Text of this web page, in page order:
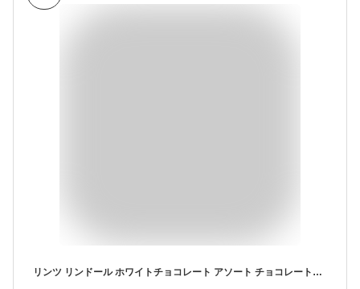
リンツ リンドール ホワイトチョコレート アソート チョコレートキャンディ トリュフ 8.5 オンス 袋 Lindt LINDOR White Chocolate Assorted Chocolate Candy Truffles, 8.5 oz. Bag 大容量 海外 チョコ スイーツ 個包装【お取り寄せ商品】